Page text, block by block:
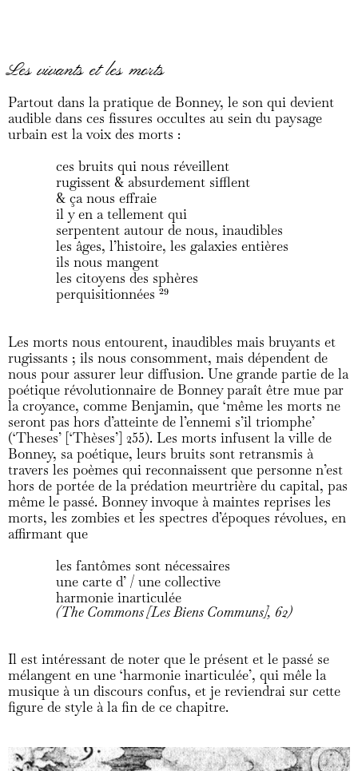
Les vivants et les morts
Partout dans la pratique de Bonney, le son qui devient
audible dans ces fissures occultes au sein du paysage
urbain est la voix des morts :
ces bruits qui nous réveillent
rugissent & absurdement sifflent
& ça nous effraie
il y en a tellement qui
serpentent autour de nous, inaudibles
les âges, l’histoire, les galaxies entières
ils nous mangent
les citoyens des sphères
perquisitionnées 29
Les morts nous entourent, inaudibles mais bruyants et
rugissants ; ils nous consomment, mais dépendent de
nous pour assurer leur diffusion. Une grande partie de la
poétique révolutionnaire de Bonney paraît être mue par
la croyance, comme Benjamin, que ‘même les morts ne
seront pas hors d’atteinte de l’ennemi s’il triomphe’
(‘Theses’ [‘Thèses’] 255). Les morts infusent la ville de
Bonney, sa poétique, leurs bruits sont retransmis à
travers les poèmes qui reconnaissent que personne n’est
hors de portée de la prédation meurtrière du capital, pas
même le passé. Bonney invoque à maintes reprises les
morts, les zombies et les spectres d’époques révolues, en
affirmant que
les fantômes sont nécessaires
une carte d’ / une collective
harmonie inarticulée
(The Commons [Les Biens Communs], 62)
Il est intéressant de noter que le présent et le passé se
mélangent en une ‘harmonie inarticulée’, qui mêle la
musique à un discours confus, et je reviendrai sur cette
figure de style à la fin de ce chapitre.